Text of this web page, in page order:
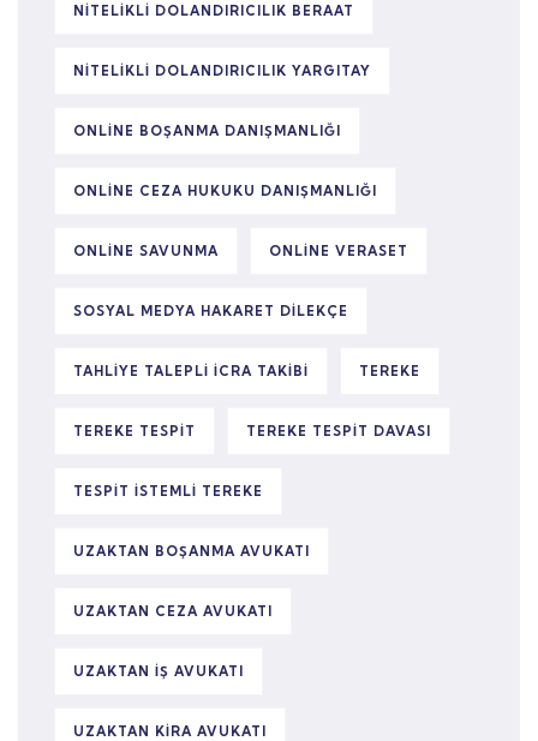
NITELIKLI DOLANDIRICILIK BERAAT
NITELIKLI DOLANDIRICILIK YARGITAY
ONLINE BOŞANMA DANIŞMANLIĞI
ONLINE CEZA HUKUKU DANIŞMANLIĞI
ONLINE SAVUNMA ONLINE VERASET
SOSYAL MEDYA HAKARET DILEKÇE
TAHLIYE TALEPLI ICRA TAKIBI TEREKE
TEREKE TESPIT TEREKE TESPIT DAVASI
TESPIT ISTEMLI TEREKE
UZAKTAN BOŞANMA AVUKATI
UZAKTAN CEZA AVUKATI
UZAKTAN IŞ AVUKATI
UZAKTAN KIRA AVUKATI